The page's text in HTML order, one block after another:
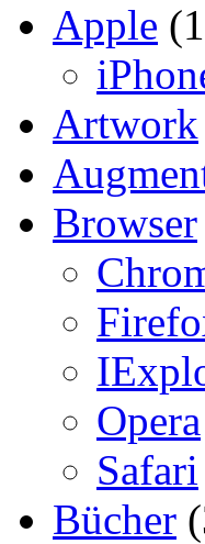
Apple
Artwork
Browser
Opera
Safari
Bücher